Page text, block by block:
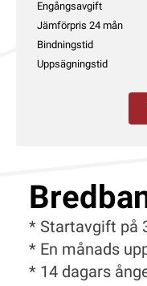
Engångsavgift
Jämförpris 24 mån
Bindningstid
Uppsägningstid
* Startavgift på
* En månads
* 14 dagars